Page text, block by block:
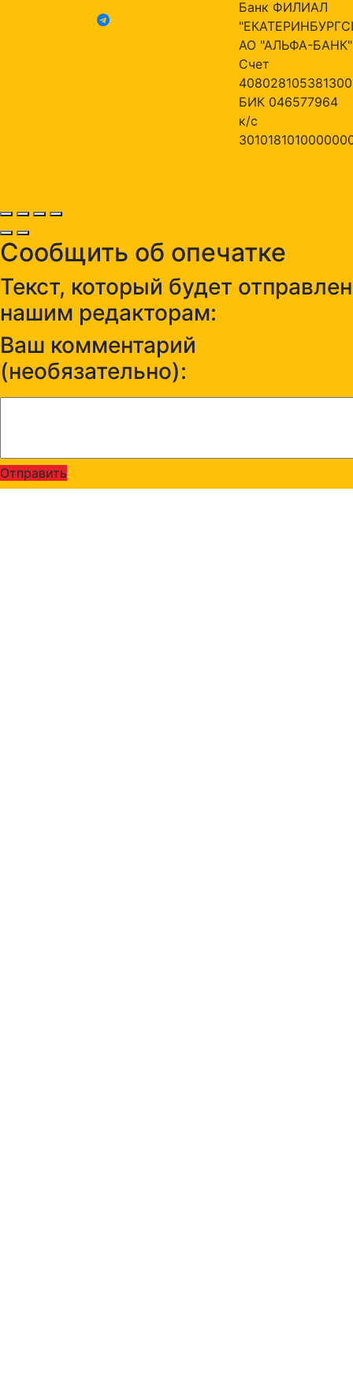
Банк ФИЛИАЛ
АО "АЛЬФА-БАНК"
Счет
БИК 046577964
к/с
Сообщить об опечатке
Текст, который будет отправлен
нашим редакторам:
Ваш комментарий
(необязательно):
Отправить